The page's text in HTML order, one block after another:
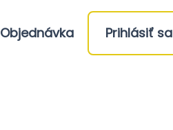
Objednávka Prihlásiť sa